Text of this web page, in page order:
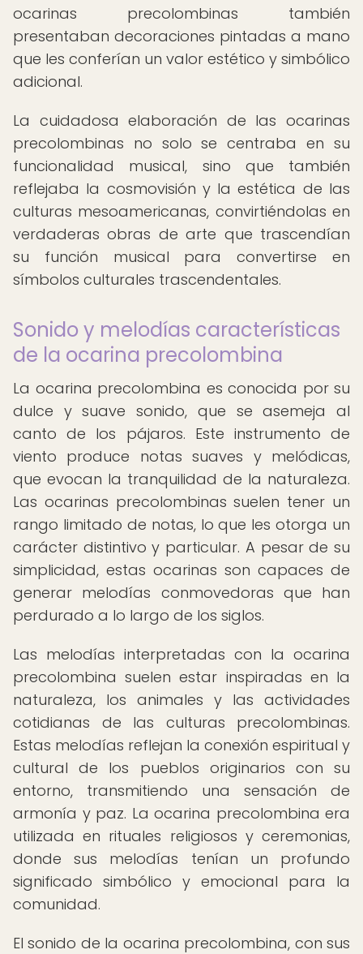
ocarinas precolombinas también
presentaban decoraciones pintadas a mano
que les conferían un valor estético y simbólico
adicional.
La cuidadosa elaboración de las ocarinas
precolombinas no solo se centraba en su
funcionalidad musical, sino que también
reflejaba la cosmovisión y la estética de las
culturas mesoamericanas, convirtiéndolas en
verdaderas obras de arte que trascendían
su función musical para convertirse en
símbolos culturales trascendentales.
Sonido y melodías características
de la ocarina precolombina
La ocarina precolombina es conocida por su
dulce y suave sonido, que se asemeja al
canto de los pájaros. Este instrumento de
viento produce notas suaves y melódicas,
que evocan la tranquilidad de la naturaleza.
Las ocarinas precolombinas suelen tener un
rango limitado de notas, lo que les otorga un
carácter distintivo y particular. A pesar de su
simplicidad, estas ocarinas son capaces de
generar melodías conmovedoras que han
perdurado a lo largo de los siglos.
Las melodías interpretadas con la ocarina
precolombina suelen estar inspiradas en la
naturaleza, los animales y las actividades
cotidianas de las culturas precolombinas.
Estas melodías reflejan la conexión espiritual y
cultural de los pueblos originarios con su
entorno, transmitiendo una sensación de
armonía y paz. La ocarina precolombina era
utilizada en rituales religiosos y ceremonias,
donde sus melodías tenían un profundo
significado simbólico y emocional para la
comunidad.
El sonido de la ocarina precolombina, con sus